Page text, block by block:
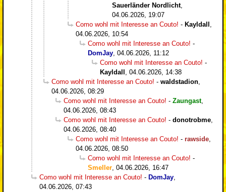
Sauerländer Nordlicht,
04.06.2026, 19:07
Como wohl mit Interesse an Couto! - Kayldall ,
04.06.2026, 10:54
Como wohl mit Interesse an Couto! -
DomJay, 04.06.2026, 11:12
Como wohl mit Interesse an Couto! -
Kayldall , 04.06.2026, 14:38
Como wohl mit Interesse an Couto! - waldstadion,
04.06.2026, 08:29
Como wohl mit Interesse an Couto! - Zaungast,
04.06.2026, 08:43
Como wohl mit Interesse an Couto! - donotrobme,
04.06.2026, 08:40
Como wohl mit Interesse an Couto! - rawside,
04.06.2026, 08:50
Como wohl mit Interesse an Couto! -
Smeller, 04.06.2026, 16:47
Como wohl mit Interesse an Couto! - DomJay,
04.06.2026, 07:43